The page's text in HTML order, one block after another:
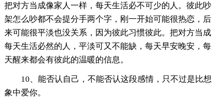
把对方当成像家人一样，每天生活必不可少的人。彼此吵
架怎么吵都不会提分手两个字，刚一开始可能很热恋，后
来可能很平淡也没关系，因为彼此习惯彼此。把对方当成
每天生活必然的人，平淡可又不能缺，每天早安晚安，每
天醒来都会有彼此的温暖的信息。
10、能否认自己，不能否认这段感情，只不过是比想
象中爱你。